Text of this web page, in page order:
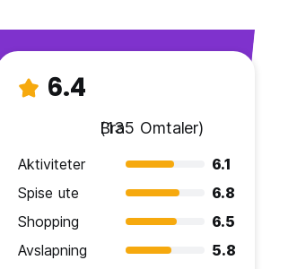
6.4
Bra
(135 Omtaler)
Aktiviteter
6.1
Spise ute
6.8
Shopping
6.5
Avslapning
5.8